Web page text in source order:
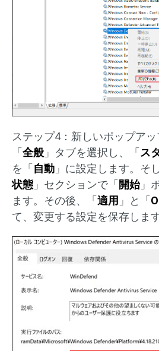
ステップ4：新しいポップアッ
「全般 」タブを選択し、「ス
を「自動 」に設定します。そ
状態 」セクションで「開始」
ます。その後、「適用 」と「
て、変更する設定を保存します